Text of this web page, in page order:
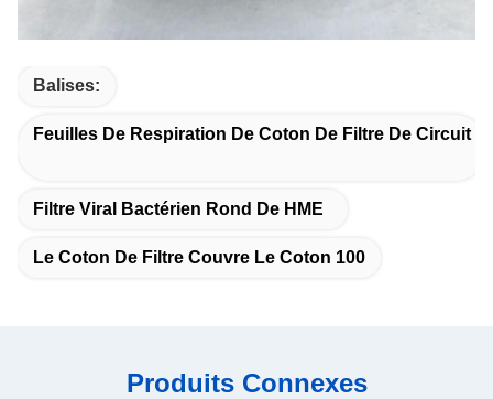
Balises:
Feuilles De Respiration De Coton De Filtre De Circuit
Filtre Viral Bactérien Rond De HME
Le Coton De Filtre Couvre Le Coton 100
Produits Connexes